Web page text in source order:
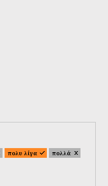
πολυ λίγα
πολλά